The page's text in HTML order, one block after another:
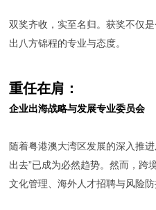
双奖齐收，实至名归。获奖不仅
出八方锦程的专业与态度。
重任在肩：
企业出海战略与发展专业委员会
随着粤港澳大湾区发展的深入推
出去”已成为必然趋势。然而，跨
文化管理、海外人才招聘与风险防